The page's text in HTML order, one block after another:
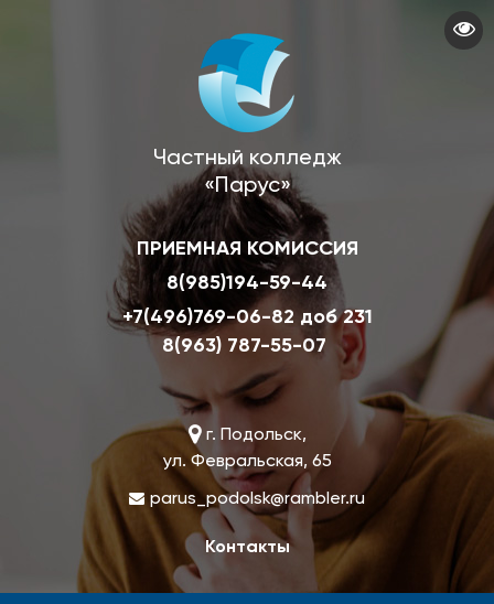
Частный колледж
«Парус»
ПРИЕМНАЯ КОМИССИЯ
8(985)194-59-44
+7(496)769-06-82 доб 231
8(963) 787-55-07
г. Подольск,
ул. Февральская, 65
parus_podolsk@rambler.ru
Контакты